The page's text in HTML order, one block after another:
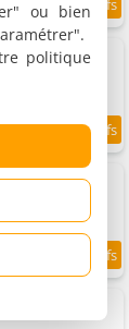
ou bien
politique